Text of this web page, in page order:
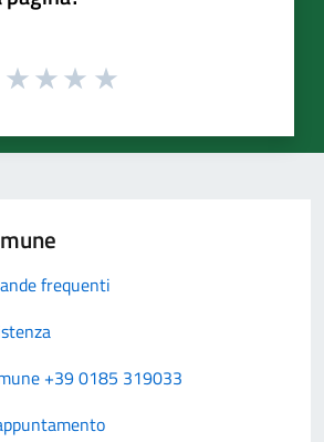
frequenti
+39 0185 319033